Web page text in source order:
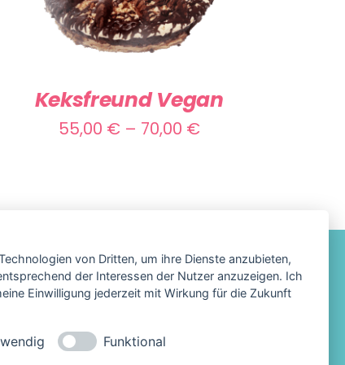
WEIST
MEHRERE
AUF.
DIE
PRODUKTSEITE
GEWÄHLT
Keksfreund Vegan
55,00 € – 70,00 €Preisspanne:
von Dritten, um ihre Dienste anzubieten,
der Interessen der Nutzer anzuzeigen. Ich
Einwilligung jederzeit mit Wirkung für die Zukunft
Funktional